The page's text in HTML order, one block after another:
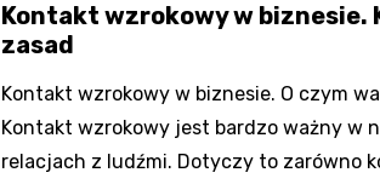
Kontakt wzrokowy w biznesie.
zasad
Kontakt wzrokowy w biznesie. O czym
Kontakt wzrokowy jest bardzo ważny w
relacjach z ludźmi. Dotyczy to zarówno